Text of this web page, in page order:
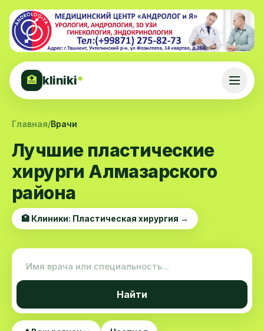
🏥 kliniki*
Главная/Врачи
Лучшие пластические
хирурги Алмазарского
района
🏥 Клиники: Пластическая хирургия →
Найти